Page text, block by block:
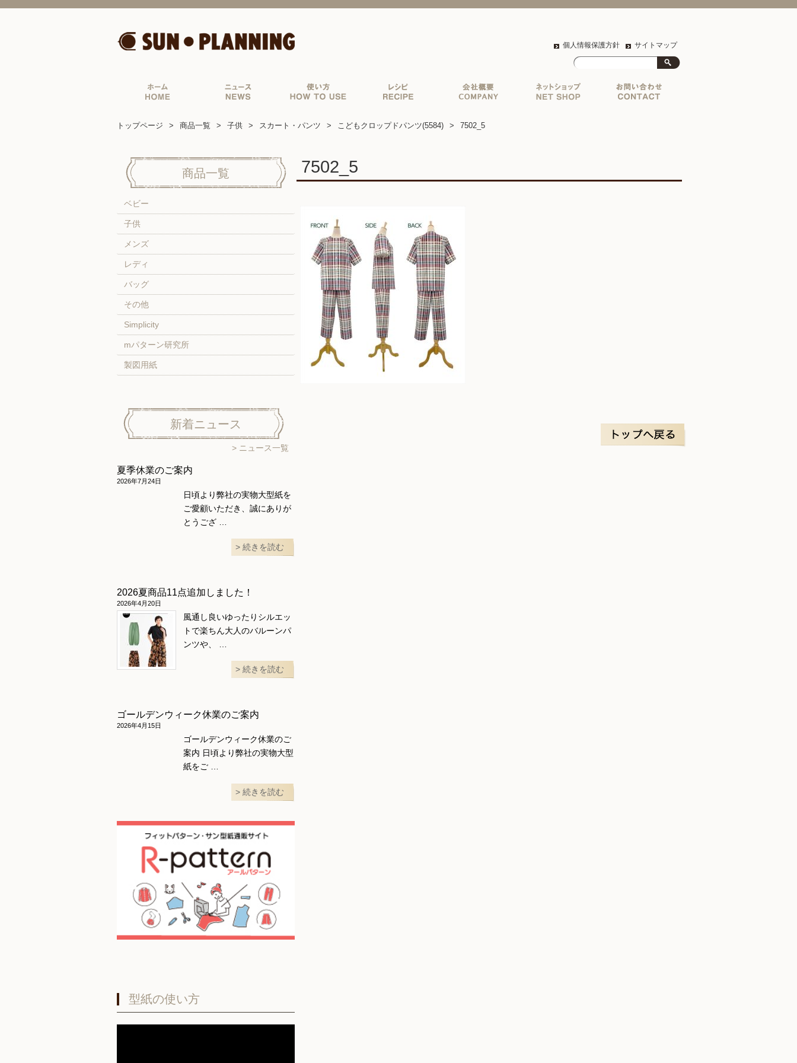
個人情報保護方針 サイトマップ
トップページ 商品一覧 子供 スカート・パンツ こどもクロップドパンツ(5584) 7502_5
7502_5
商品一覧
ベビー
子供
メンズ
レディ
バッグ
その他
Simplicity
mパターン研究所
製図用紙
新着ニュース
ニュース一覧
夏季休業のご案内
2026年7月24日
日頃より弊社の実物大型紙を
ご愛顧いただき、誠にありが
とうござ …
続きを読む
2026夏商品11点追加しました！
2026年4月20日
風通し良いゆったりシルエッ
トで楽ちん大人のバルーンパ
ンツや、 …
続きを読む
ゴールデンウィーク休業のご案内
2026年4月15日
ゴールデンウィーク休業のご
案内 日頃より弊社の実物大型
紙をご …
続きを読む
型紙の使い方